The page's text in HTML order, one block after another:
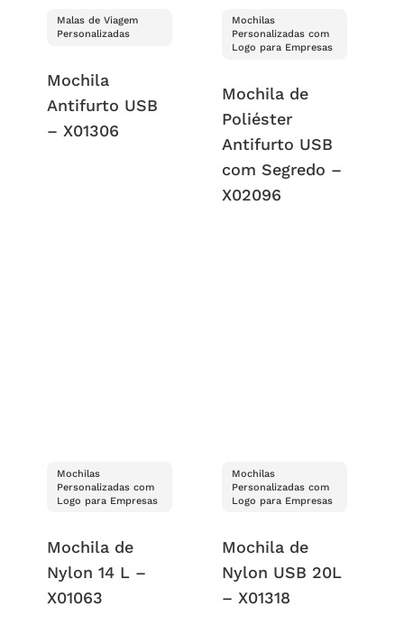
Malas de Viagem
Personalizadas
Mochila
Antifurto USB
– X01306
Mochilas
Personalizadas com
Logo para Empresas
Mochila de
Poliéster
Antifurto USB
com Segredo –
X02096
Mochilas
Personalizadas com
Logo para Empresas
Mochila de
Nylon 14 L –
X01063
Mochilas
Personalizadas com
Logo para Empresas
Mochila de
Nylon USB 20L
– X01318